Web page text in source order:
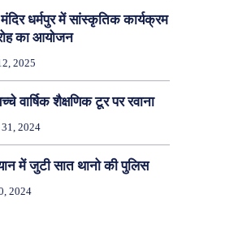
धर्मपुर में सांस्कृतिक कार्यक्रम
का आयोजन
2025
वार्षिक शैक्षणिक टूर पर रवाना
31, 2024
में जुटी सात थानो की पुलिस
2024